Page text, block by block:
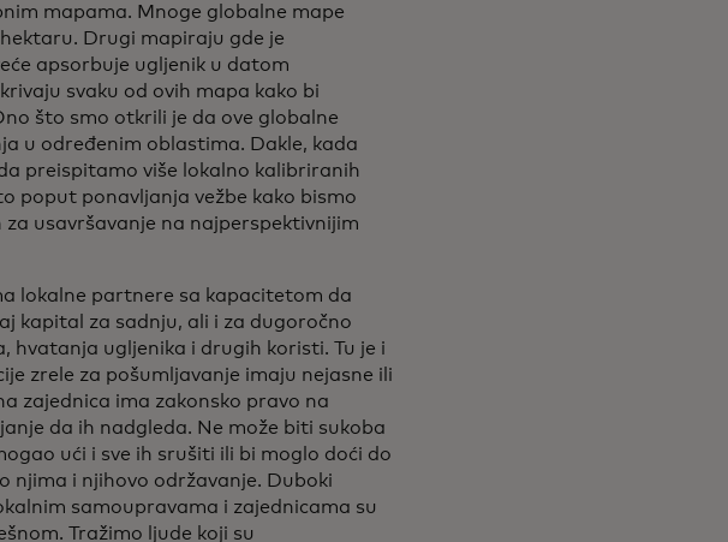
mapama. Mnoge globalne mape
Drugi mapiraju gde je
apsorbuje ugljenik u datom
svaku od ovih mapa kako bi
što smo otkrili je da ove globalne
u određenim oblastima. Dakle, kada
preispitamo više lokalno kalibriranih
poput ponavljanja vežbe kako bismo
usavršavanje na najperspektivnijim
lokalne partnere sa kapacitetom da
kapital za sadnju, ali i za dugoročno
hvatanja ugljenika i drugih koristi. Tu je i
zrele za pošumljavanje imaju nejasne ili
zajednica ima zakonsko pravo na
da ih nadgleda. Ne može biti sukoba
ući i sve ih srušiti ili bi moglo doći do
njima i njihovo održavanje. Duboki
samoupravama i zajednicama su
Tražimo ljude koji su